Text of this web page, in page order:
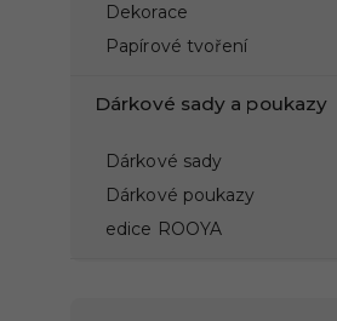
Dekorace
Papírové tvoření
Dárkové sady a poukazy
Dárkové sady
Dárkové poukazy
edice ROOYA